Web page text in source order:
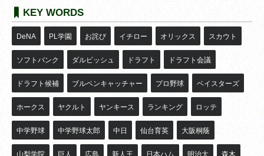
KEY WORDS
DeNA PL学園 お詫び イチロー オリックス スカウト
ソフトバンク ダルビッシュ ドラフト ドラフト会議
ドラフト候補 ブルペンキャッチャー プロ野球 ベイスターズ
ホークス ヤクルト ヤンキース ランキング ロッテ
中学野球 中学野球太郎 中日 仙台育英 大阪桐蔭
山梨学院 巨人 広島 新人王 日本ハム 明治大 森木